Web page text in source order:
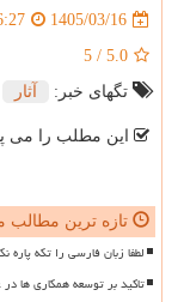
1405/03/16
5.0
/
5
تگهای خبر:
آثار
این مطلب را می
تازه ترین مطالب
لطفا زبان فارسی را تکه پاره
تاکید بر توسعه همکاری ها